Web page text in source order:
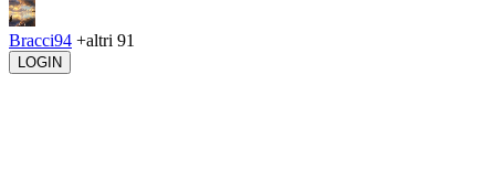
Bracci94 +altri 91
LOGIN